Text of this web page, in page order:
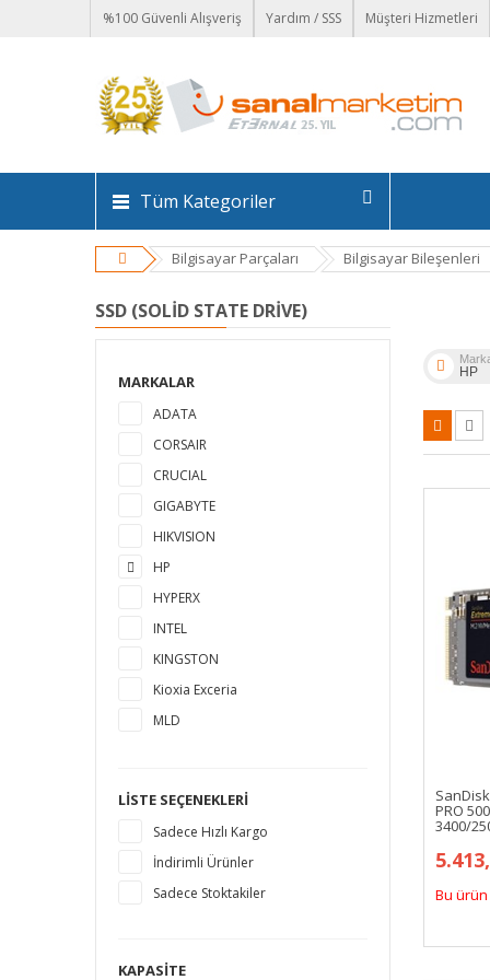
%100 Güvenli Alışveriş Yardım / SSS Müşteri Hizmetleri
Tüm Kategoriler
Bilgisayar Parçaları Bilgisayar Bileşenleri
SSD (SOLID STATE DRIVE)
MARKALAR
ADATA
CORSAIR
CRUCIAL
GIGABYTE
HIKVISION
HP
HYPERX
INTEL
KINGSTON
Kioxia Exceria
MLD
PLEXTOR
PNY
SAMSUNG
SANDISK
SILICON POWER
LISTE SEÇENEKLERI
Sadece Hızlı Kargo
İndirimli Ürünler
Sadece Stoktakiler
KAPASITE
HP
PRO
3400/
Bu